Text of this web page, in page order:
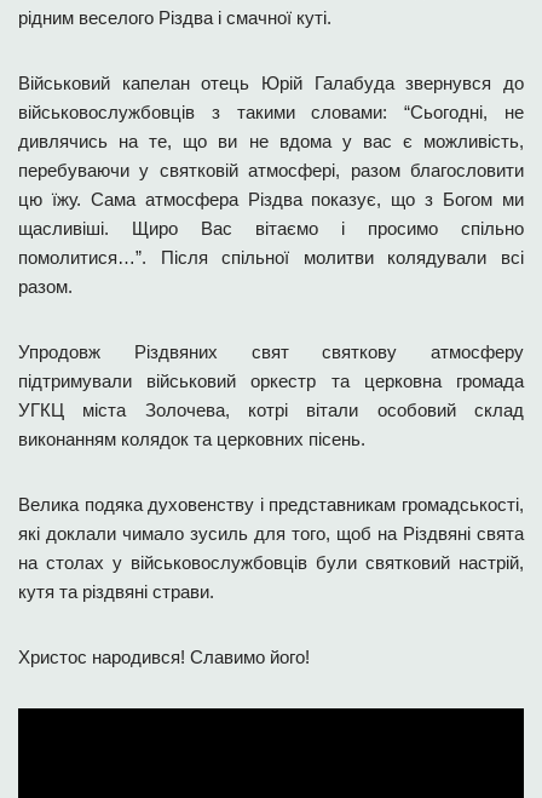
рідним веселого Різдва і смачної куті.
Військовий капелан отець Юрій Галабуда звернувся до
військовослужбовців з такими словами: “Сьогодні, не
дивлячись на те, що ви не вдома у вас є можливість,
перебуваючи у святковій атмосфері, разом благословити
цю їжу. Сама атмосфера Різдва показує, що з Богом ми
щасливіші. Щиро Вас вітаємо і просимо спільно
помолитися…”. Після спільної молитви колядували всі
разом.
Упродовж Різдвяних свят святкову атмосферу
підтримували військовий оркестр та церковна громада
УГКЦ міста Золочева, котрі вітали особовий склад
виконанням колядок та церковних пісень.
Велика подяка духовенству і представникам громадськості,
які доклали чимало зусиль для того, щоб на Різдвяні свята
на столах у військовослужбовців були святковий настрій,
кутя та різдвяні страви.
Христос народився! Славимо його!